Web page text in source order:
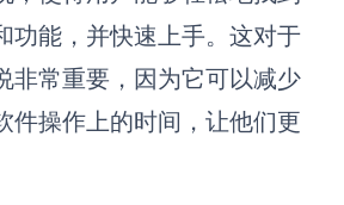
功能，并快速上手。这对于
非常重要，因为它可以减少
件操作上的时间，让他们更